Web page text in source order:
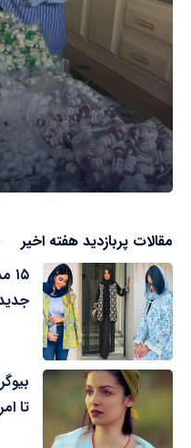
مقالات پربازدید هفته اخیر
تا